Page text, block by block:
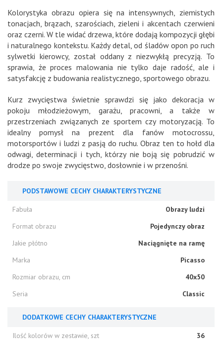
Kolorystyka obrazu opiera się na intensywnych, ziemistych
tonacjach, brązach, szarościach, zieleni i akcentach czerwieni
oraz czerni. W tle widać drzewa, które dodają kompozycji głębi
i naturalnego kontekstu. Każdy detal, od śladów opon po ruch
sylwetki kierowcy, został oddany z niezwykłą precyzją. To
sprawia, że proces malowania nie tylko daje radość, ale i
satysfakcję z budowania realistycznego, sportowego obrazu.
Kurz zwycięstwa świetnie sprawdzi się jako dekoracja w
pokoju młodzieżowym, garażu, pracowni, a także w
przestrzeniach związanych ze sportem czy motoryzacją. To
idealny pomysł na prezent dla fanów motocrossu,
motorsportów i ludzi z pasją do ruchu. Obraz ten to hołd dla
odwagi, determinacji i tych, którzy nie boją się pobrudzić w
drodze po swoje zwycięstwo, dosłownie i w przenośni.
PODSTAWOWE CECHY CHARAKTERYSTYCZNE
Fabuła
Obrazy ludzi
Format obrazu
Pojedynczy obraz
Jakie płótno
Naciągnięte na ramę
Marka
Picasso
Rozmiar obrazu, cm
40x50
Seria
Classic
DODATKOWE CECHY CHARAKTERYSTYCZNE
Ilość kolorów w zestawie, szt
36